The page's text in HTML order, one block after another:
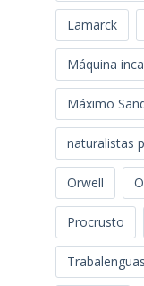
Lamarck
Máquina
Máximo
naturalistas
Orwell
Procrusto
Trabalenguas